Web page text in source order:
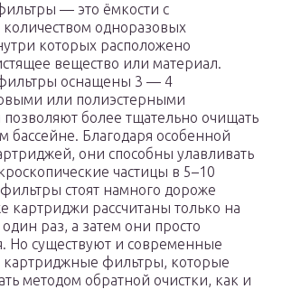
— это ёмкости с
одноразовых
которых расположено
вещество или материал.
оснащены 3 — 4
или полиэстерными
более тщательно очищать
бассейне. Благодаря особенной
они способны улавливать
частицы в 5–10
стоят намного дороже
картриджи рассчитаны только на
раз, а затем они просто
Но существуют и современные
картриджные фильтры, которые
методом обратной очистки, как и